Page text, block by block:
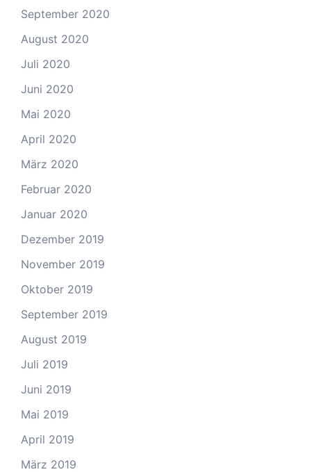
September 2020
August 2020
Juli 2020
Juni 2020
Mai 2020
April 2020
März 2020
Februar 2020
Januar 2020
Dezember 2019
November 2019
Oktober 2019
September 2019
August 2019
Juli 2019
Juni 2019
Mai 2019
April 2019
März 2019